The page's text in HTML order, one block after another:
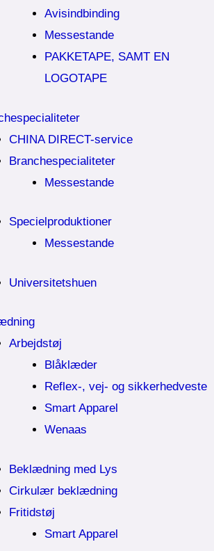
Avisindbinding
Messestande
PAKKETAPE, SAMT EN
LOGOTAPE
CHINA DIRECT-service
Branchespecialiteter
Messestande
Specielproduktioner
Messestande
Universitetshuen
Arbejdstøj
Blåklæder
Reflex-, vej- og sikkerhedveste
Smart Apparel
Wenaas
Beklædning med Lys
Cirkulær beklædning
Fritidstøj
Smart Apparel